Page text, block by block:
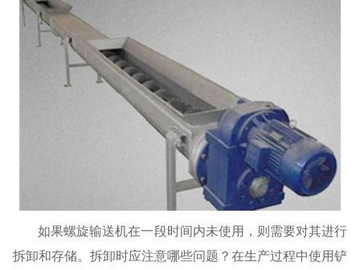
如果螺旋输送机在一段时间内未使用，则需要对其进行
拆卸和存储。拆卸时应注意哪些问题？在生产过程中使用铲